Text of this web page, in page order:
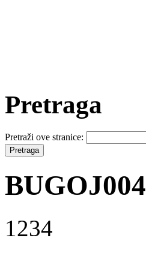
Pretraga
Pretraži ove stranice:
BUGOJ004
1234